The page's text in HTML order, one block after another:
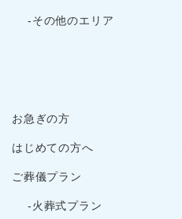
2023年9月
2023年5月
2023年3月
2022年10月
お急ぎの方
はじめての方へ
ご葬儀プラン
-火葬式プラン
-その他のエリア